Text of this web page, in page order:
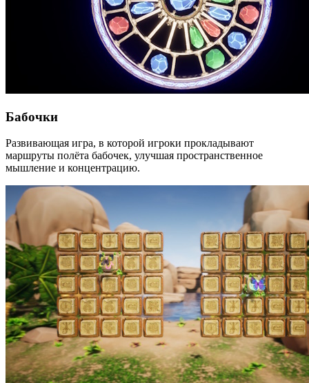
Бабочки
Развивающая игра, в которой игроки прокладывают
маршруты полёта бабочек, улучшая пространственное
мышление и концентрацию.